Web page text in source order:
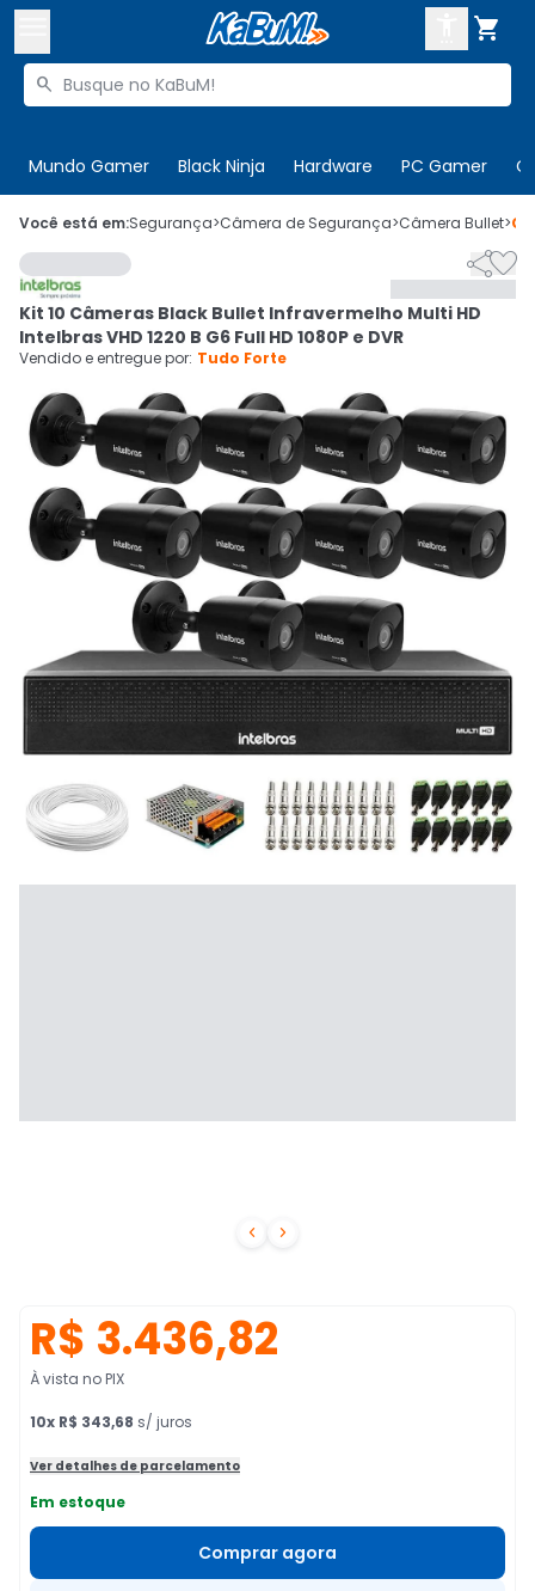

Buscar produtos

Mundo Gamer Black Ninja Hardware PC Gamer
 Olá. Acesse sua conta
 Departamentos
Cupons
 Ativar tradutor em libras
CADASTRE-SE
Você está em:Segurança>Câmera de Segurança>Câmera Bullet>
 

Kit 10 Câmeras Black Bullet Infravermelho Multi HD
Intelbras VHD 1220 B G6 Full HD 1080P e DVR
Vendido e entregue por: Tudo Forte
R$ 3.436,82
À vista no PIX
10x R$ 343,68 s/ juros
Ver detalhes de parcelamento
Em estoque
Comprar agora